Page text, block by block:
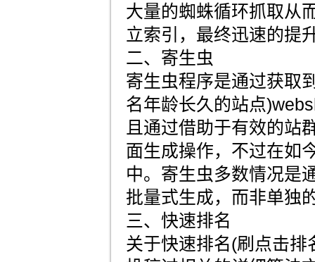
大量的蜘蛛循环抓取从
立索引，最终迅速的提
二、寄生虫
寄生虫程序是通过获取
名年龄长久的站点
且通过借助于有效的站
面生成操作，不过在如
中。寄生虫多数情况是
批量式生成，而非单独
三、快速排名
关于快速排名(刷点击